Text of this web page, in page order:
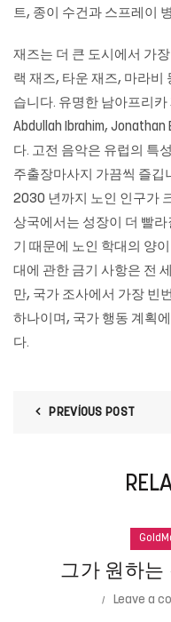
트, 종이 수건과 스프레이
재즈는 더 큰 도시에서 가
랙 재즈, 타운 재즈, 마라비
습니다. 유명한 남아프리카
Abdullah Ibrahim, Jonathan
다. 고전 음악은 유럽의 특
주출장마사지 가끔씩 즐깁
2030 년까지 노인 인구가
상국에서는 성장이 더 빨
기 때문에 노인 학대의 양
대에 관한 금기 사항은 전
만, 국가 조사에서 가장 빈
하나이며, 국가 행동 계획
다.
PREVIOUS POST
그가 원하는
Leave a